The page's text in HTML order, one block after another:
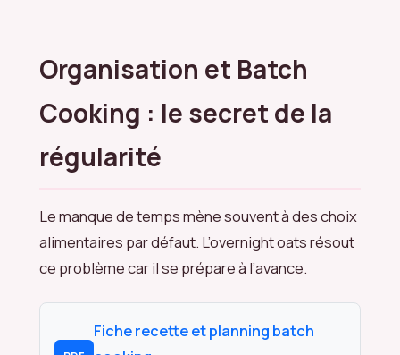
Organisation et Batch
Cooking : le secret de la
régularité
Le manque de temps mène souvent à des choix
alimentaires par défaut. L’overnight oats résout
ce problème car il se prépare à l’avance.
Fiche recette et planning batch